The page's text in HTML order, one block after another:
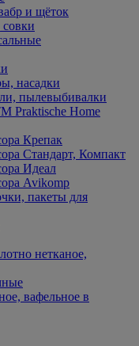
и щёток
насадки
пылевыбивалки
Praktische Home
Крепак
Стандарт, Компакт
Идеал
Avikomp
пакеты для
нетканое,
вафельное в